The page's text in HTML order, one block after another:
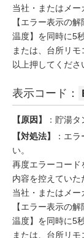
当社・またはメー
【エラー表示の
温度】を同時に5
または、台所リ
以上押してくださ
表示コード：
【原因】
：貯湯
【対処法】
：エ
い。
再度エラーコード
内容を控えていた
当社・またはメー
【エラー表示の
温度】を同時に5
または、台所リ